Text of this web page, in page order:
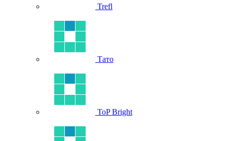
Trefl
Тато
ToP Bright